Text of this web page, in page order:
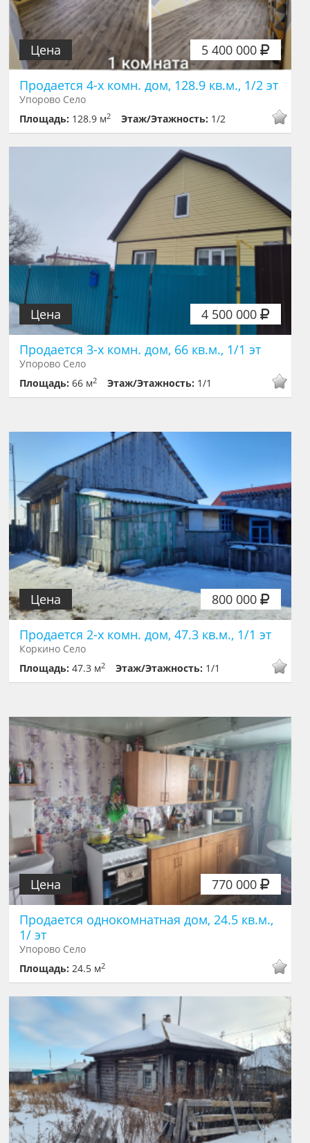
5 400 000
Цена
Продается 4-х комн. дом, 128.9 кв.м., 1/2 эт
Упорово Село
Площадь: 128.9 м2 Этаж/Этажность: 1/2
4 500 000
Цена
Продается 3-х комн. дом, 66 кв.м., 1/1 эт
Упорово Село
Площадь:66 м2 Этаж/Этажность: 1/1
800 000
Цена
Продается 2-х комн. дом, 47.3 кв.м., 1/1 эт
Коркино Село
Площадь:47.3 м2 Этаж/Этажность: 1/1
770 000
Цена
Продается однокомнатная дом, 24.5 кв.м.,
1/ эт
Упорово Село
Площадь:24.5 м2